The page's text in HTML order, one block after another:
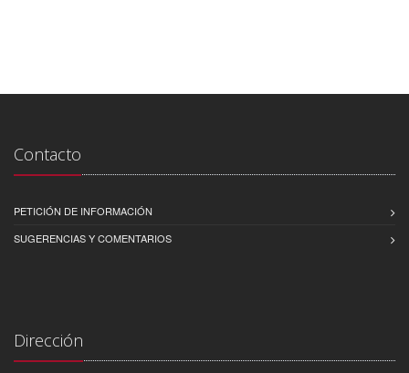
Contacto
PETICIÓN DE INFORMACIÓN
SUGERENCIAS Y COMENTARIOS
Dirección